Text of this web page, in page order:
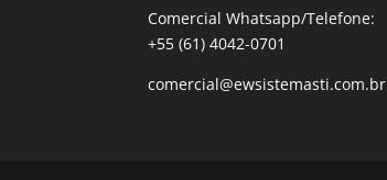
Comercial Whatsapp/Telefone:
+55 (61) 4042-0701
comercial@ewsistemasti.com.br